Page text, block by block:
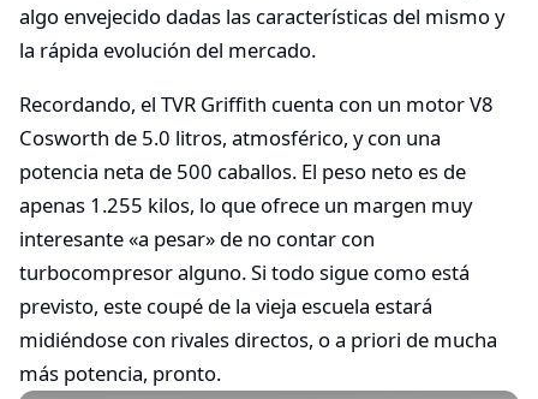
algo envejecido dadas las características del mismo y
la rápida evolución del mercado.
Recordando, el TVR Griffith cuenta con un motor V8
Cosworth de 5.0 litros, atmosférico, y con una
potencia neta de 500 caballos. El peso neto es de
apenas 1.255 kilos, lo que ofrece un margen muy
interesante «a pesar» de no contar con
turbocompresor alguno. Si todo sigue como está
previsto, este coupé de la vieja escuela estará
midiéndose con rivales directos, o a priori de mucha
más potencia, pronto.